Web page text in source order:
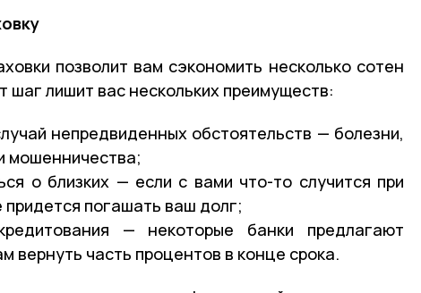
позволит вам сэкономить несколько сотен
шаг лишит вас нескольких преимуществ:
непредвиденных обстоятельств — болезни,
мошенничества;
о близких — если с вами что-то случится при
придется погашать ваш долг;
— некоторые банки предлагают
вернуть часть процентов в конце срока.